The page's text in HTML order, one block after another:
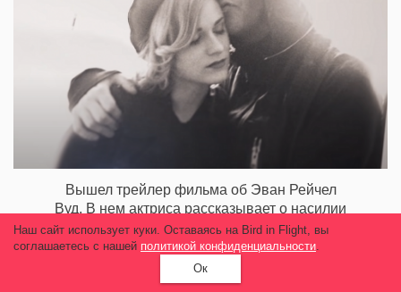
Вышел трейлер фильма об Эван Рейчел
Вуд. В нем актриса рассказывает о насилии
Мэрилина Мэнсона
11 999
Наш сайт использует куки. Оставаясь на Bird in Flight, вы
соглашаетесь с нашей политикой конфиденциальности.
Ок